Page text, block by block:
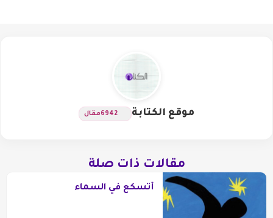
موقع الكتابة 6942مقال
مقالات ذات صلة
أتسكع في السماء